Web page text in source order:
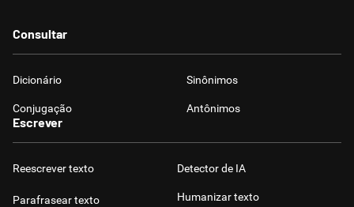
Consultar
Dicionário Sinônimos
Conjugação Antônimos
Escrever
Reescrever texto
Parafrasear texto
Detector de IA
Humanizar texto